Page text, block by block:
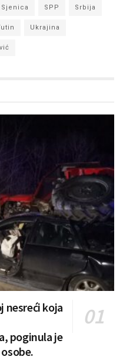
Sjenica SPP Srbija
Ukrajina
nesreći koja
poginula je